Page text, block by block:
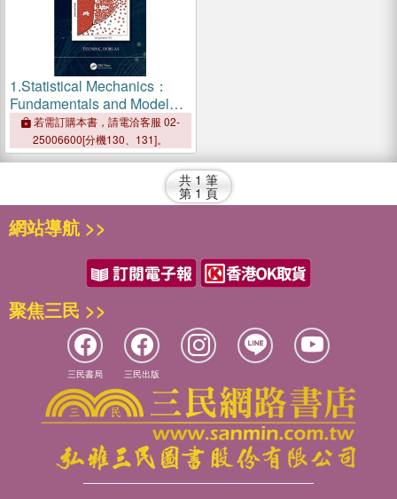
1.Statistical Mechanics：
Fundamentals and Model
Solutions
若需訂購本書，請電洽客服 02-
25006600[分機130、131]。
共 1 筆
第 1 頁
網站導航 >>
聚焦三民 >>
三民書局 三民出版